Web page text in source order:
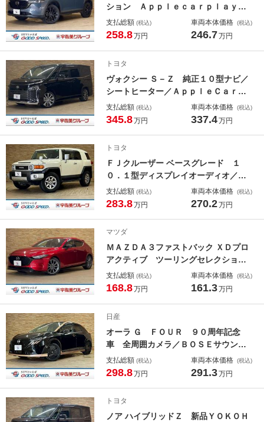
ション Ａｐｐｌｅｃａｒｐｌａｙ／
ヒッチメンバー／ハーフレザー／シー
トヒーター／ステアリングヒーター／
ートワイパー／電動リアゲート／ＨＵ
Ｄ
支払総額 (税込)
258.8万円
車両本体価格 (税込)
246.7万円
トヨタ
ヴォクシー Ｓ－Ｚ 純正１０型ナビ／
シートヒーター／ＡｐｐｌｅＣａｒＰ
ｌａｙ／シートヒーター／レーダーク
ルーズコントロール／両側電動スライ
エアコン／
支払総額 (税込)
345.8万円
車両本体価格 (税込)
337.4万円
トヨタ
ＦＪクルーザー ベースグレード １
０．１型ディスプレイオーディオ／Ｅ
ＴＣ／カープレイ対応／バックカメラ
／クリアランスソナー／フォグランプ
ライブレコーダー／
支払総額 (税込)
283.8万円
車両本体価格 (税込)
270.2万円
マツダ
ＭＡＺＤＡ３ファストバック ＸＤプロ
アクティブ ツーリングセレクショ
ン 禁煙／シグネチャーエアロ／ＢＯ
ＳＥ／全周囲カメラ／ＡｐｐｌｅＣａ
グヒーター／シートメモリー／ＣＤ・
ＤＶＤ再生／パドルシフト
支払総額 (税込)
168.8万円
車両本体価格 (税込)
161.3万円
日産
オーラ Ｇ ＦＯＵＲ ９０周年記念
車 全周囲カメラ／ＢＯＳＥサウンド
／純正エアロ／追従クルコン／デジタ
ルインナーミラー／ブラインドスポッ
／ビルトインＥＴＣ／ＬＥＤヘッド
支払総額 (税込)
298.8万円
車両本体価格 (税込)
291.3万円
トヨタ
ノア ハイブリッドＺ 新品ＹＯＫＯＨ